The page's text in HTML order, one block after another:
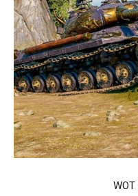
WOT